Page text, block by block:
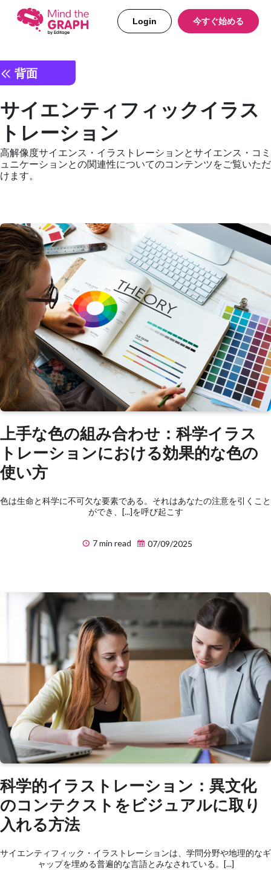
Login 今すぐ始める
背面
サイエンティフィックイラス
トレーション
高解像度サイエンス・イラストレーションとサイエンス・コミ
ュニケーションとの関連性についてのコンテンツをご覧いただ
けます。
上手な色の組み合わせ：科学イラス
トレーションにおける効果的な色の
使い方
色は生命と科学に不可欠な要素である。それはあなたの注意を引くこと
ができ、[...]を呼び起こす
7 min read 07/09/2025
科学的イラストレーション：異文化
のコンテクストをビジュアルに取り
入れる方法
サイエンティフィック・イラストレーションは、学問分野や地理的なギ
ャップを埋める普遍的な言語とみなされている。[...]